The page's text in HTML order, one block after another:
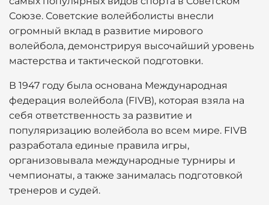
Союзе. Советские волейболисты внесли
огромный вклад в развитие мирового
волейбола, демонстрируя высочайший уровень
мастерства и тактической подготовки.
В 1947 году была основана Международная
федерация волейбола (FIVB), которая взяла на
себя ответственность за развитие и
популяризацию волейбола во всем мире. FIVB
разработала единые правила игры,
организовывала международные турниры и
чемпионаты, а также занималась подготовкой
тренеров и судей.